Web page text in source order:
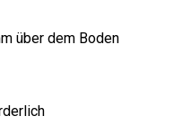
über dem Boden